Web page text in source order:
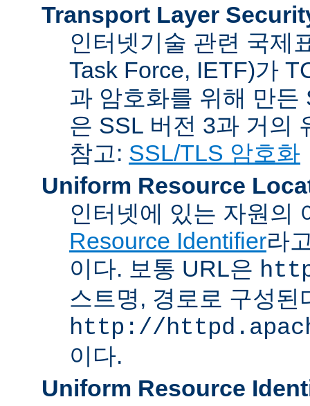
Transport Layer
인터넷기술 관련 국제
Task Force, IETF)가
과 암호화를 위해 만
은 SSL 버전 3과 거의
참고: SSL/TLS 암호화
Uniform Resource
인터넷에 있는 자원의
Resource Identifier라
이다. 보통 URL은
스트명, 경로로 구성
http://
이다.
Uniform Resource